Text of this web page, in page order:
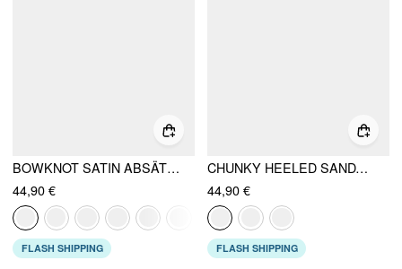
BOWKNOT SATIN ABSÄTZE
44,90 €
FLASH SHIPPING
CHUNKY HEELED SANDALS
44,90 €
FLASH SHIPPING